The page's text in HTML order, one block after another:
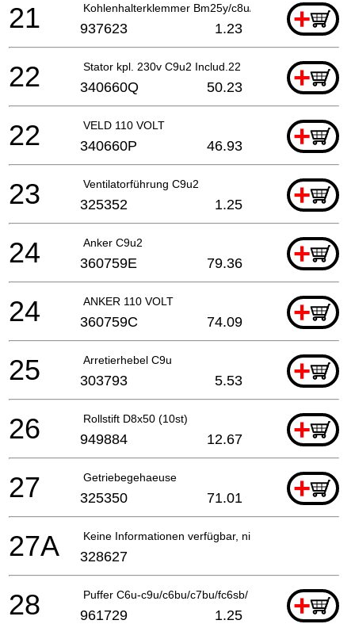
Kohlenhalterklemmer Bm25y/c8u/c9u/dh50sa/sa1/
+
21 937623 1.23
Stator kpl. 230v C9u2 Includ.22 +
22 340660Q 50.23
VELD 110 VOLT +
22 340660P 46.93
Ventilatorführung C9u2 +
23 325352 1.25
Anker C9u2 +
24 360759E 79.36
ANKER 110 VOLT +
24 360759C 74.09
Arretierhebel C9u +
25 303793 5.53
Rollstift D8x50 (10st) +
26 949884 12.67
Getriebegehaeuse +
27 325350 71.01
Keine Informationen verfügbar, nicht bestellbar
27A 328627
Puffer C6u-c9u/c6bu/c7bu/fc6sb/ C6dd +
28 961729 1.25